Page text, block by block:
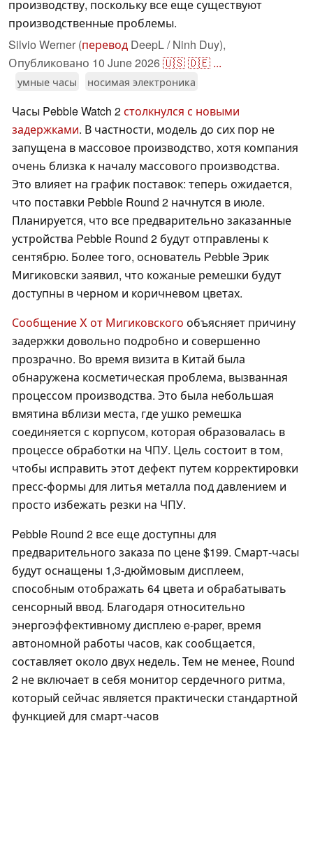
производству, поскольку все еще существуют
производственные проблемы.
Silvio Werner (перевод DeepL / Ninh Duy),
Опубликовано 10 June 2026🇺🇸🇩🇪 ...
умные часы носимая электроника
Часы Pebble Watch 2столкнулся с новыми
задержками. В частности, модель до сих пор не
запущена в массовое производство, хотя компания
очень близка к началу массового производства.
Это влияет на график поставок: теперь ожидается,
что поставки Pebble Round 2 начнутся в июле.
Планируется, что все предварительно заказанные
устройства Pebble Round 2 будут отправлены к
сентябрю. Более того, основатель Pebble Эрик
Мигиковски заявил, что кожаные ремешки будут
доступны в черном и коричневом цветах.
Сообщение X от Мигиковского объясняет причину
задержки довольно подробно и совершенно
прозрачно. Во время визита в Китай была
обнаружена косметическая проблема, вызванная
процессом производства. Это была небольшая
вмятина вблизи места, где ушко ремешка
соединяется с корпусом, которая образовалась в
процессе обработки на ЧПУ. Цель состоит в том,
чтобы исправить этот дефект путем корректировки
пресс-формы для литья металла под давлением и
просто избежать резки на ЧПУ.
Pebble Round 2 все еще доступны для
предварительного заказа по цене $199. Смарт-часы
будут оснащены 1,3-дюймовым дисплеем,
способным отображать 64 цвета и обрабатывать
сенсорный ввод. Благодаря относительно
энергоэффективному дисплею e-paper, время
автономной работы часов, как сообщается,
составляет около двух недель. Тем не менее, Round
2 не включает в себя монитор сердечного ритма,
который сейчас является практически стандартной
функцией для смарт-часов